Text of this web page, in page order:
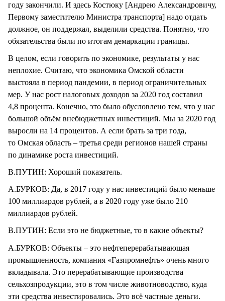
году закончили. И здесь Костюку [Андрею Александровичу,
Первому заместителю Министра транспорта] надо отдать
должное, он поддержал, выделили средства. Понятно, что
обязательства были по итогам демаркации границы.
В целом, если говорить по экономике, результаты у нас
неплохие. Считаю, что экономика Омской области
выстояла в период пандемии, в период ограничительных
мер. У нас рост налоговых доходов за 2020 год составил
4,8 процента. Конечно, это было обусловлено тем, что у нас
большой объём внебюджетных инвестиций. Мы за 2020 год
выросли на 14 процентов. А если брать за три года,
то Омская область – третья среди регионов нашей страны
по динамике роста инвестиций.
В.ПУТИН: Хороший показатель.
А.БУРКОВ: Да, в 2017 году у нас инвестиций было меньше
100 миллиардов рублей, а в 2020 году уже было 210
миллиардов рублей.
В.ПУТИН: Если это не бюджетные, то в какие объекты?
А.БУРКОВ: Объекты – это нефтеперерабатывающая
промышленность, компания «Газпромнефть» очень много
вкладывала. Это перерабатывающие производства
сельхозпродукции, это в том числе животноводство, куда
эти средства инвестировались. Это всё частные деньги.